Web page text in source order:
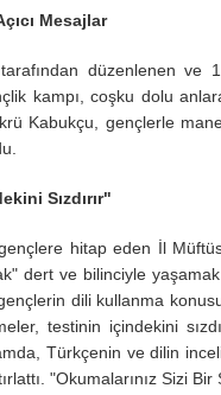
Mesajlar
düzenlenen ve
kampı, coşku dolu
Kabukçu, gençlerle
Sızdırır"
hitap eden İl
dert ve bilinciyle
dili kullanma
testinin içindekini
Türkçenin ve dilin
"Okumalarınız Sizi